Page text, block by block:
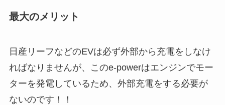
最大のメリット
日産リーフなどのEVは必ず外部から充電をしなけ
ればなりませんが、このe-powerはエンジンでモー
ターを発電しているため、外部充電をする必要が
ないのです！！